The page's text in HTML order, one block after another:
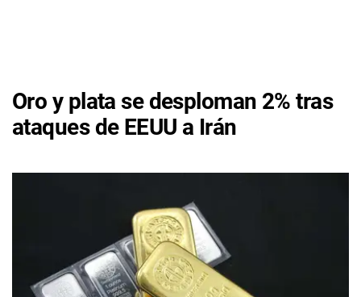
Oro y plata se desploman 2% tras
ataques de EEUU a Irán